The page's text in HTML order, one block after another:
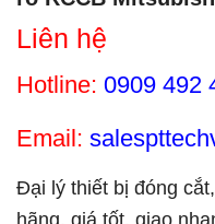
Liên hệ
Hotline: 0909 492
Email:
Đại lý thiết bị đóng
hãng, giá tốt, giao